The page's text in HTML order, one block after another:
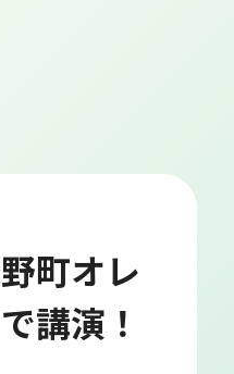
町オレ
講演！